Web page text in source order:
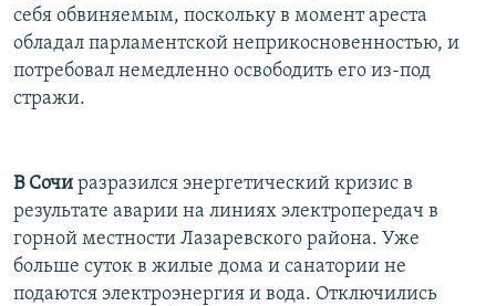
себя обвиняемым, поскольку в момент ареста
обладал парламентской неприкосновенностью, и
потребовал немедленно освободить его из-под
стражи.
В Сочи разразился энергетический кризис в
результате аварии на линиях электропередач в
горной местности Лазаревского района. Уже
больше суток в жилые дома и санатории не
подаются электроэнергия и вода. Отключились